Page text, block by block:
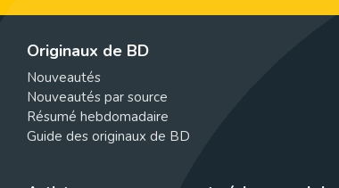
Originaux de BD
Nouveautés
Nouveautés par source
Résumé hebdomadaire
Guide des originaux de BD